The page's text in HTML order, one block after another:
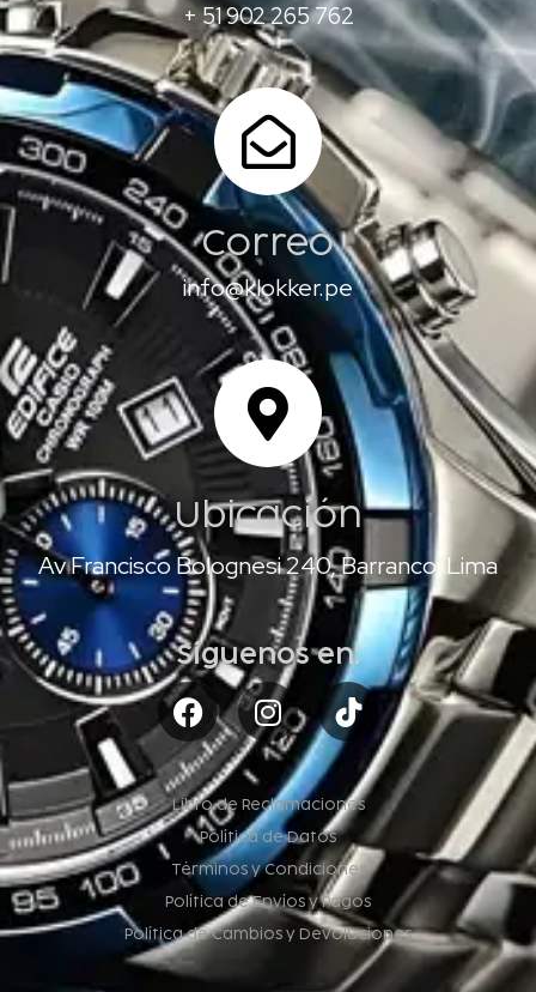
+ 51 902 265 762
Correo
info@klokker.pe
Ubicación
Av Francisco Bolognesi 240, Barranco, Lima
Síguenos en:
Libro de Reclamaciones
Política de Datos
Términos y Condiciones
Política de Envíos y Pagos
Política de Cambios y Devoluciones